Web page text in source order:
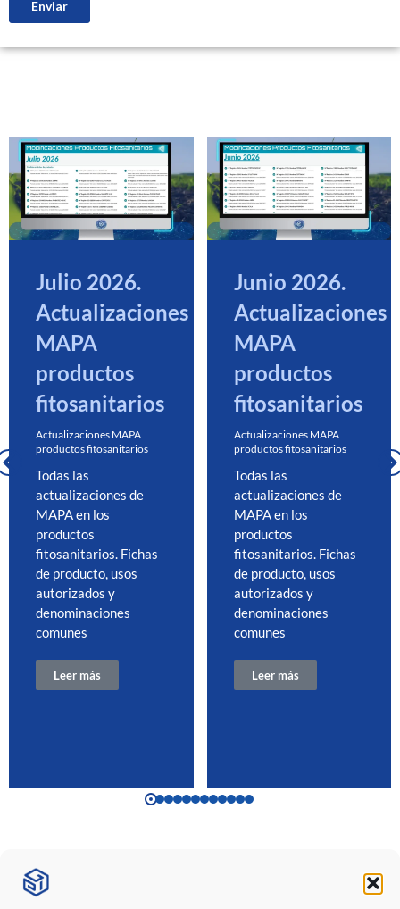
Julio 2026.
Actualizaciones
MAPA
productos
fitosanitarios
Actualizaciones MAPA
productos fitosanitarios
Todas las
actualizaciones de
MAPA en los
productos
fitosanitarios. Fichas
de producto, usos
autorizados y
denominaciones
comunes
Leer más
Junio 2026.
Actualizaciones
MAPA
productos
fitosanitarios
Actualizaciones MAPA
productos fitosanitarios
Todas las
actualizaciones de
MAPA en los
productos
fitosanitarios. Fichas
de producto, usos
autorizados y
denominaciones
comunes
Leer más